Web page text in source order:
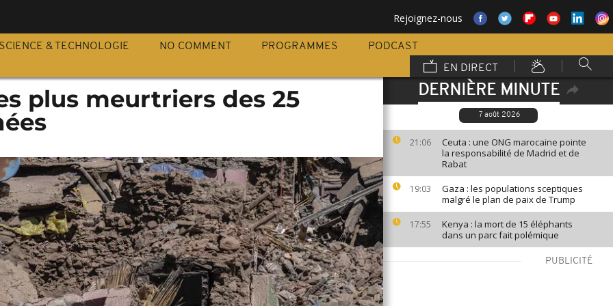
Rejoignez-nous
SCIENCE & TECHNOLOGIE NO COMMENT PROGRAMMES
PODCAST
EN DIRECT
DERNIÈRE MINUTE
7 août 2026
21:06
Ceuta : une ONG marocaine pointe
la responsabilité de Madrid et de
Rabat
19:03
Gaza : les populations sceptiques
malgré le plan de paix de Trump
17:55
Kenya : la mort de 15 éléphants
dans un parc fait polémique
PUBLICITÉ
plus meurtriers des 25